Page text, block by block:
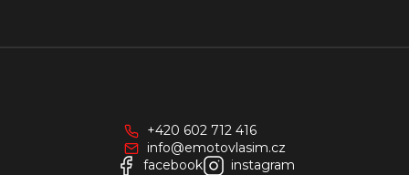
+420 602 712 416
info@emotovlasim.cz
facebook
instagram